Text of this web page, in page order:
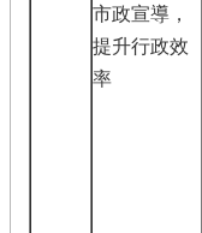
市政宣導，
提升行政效
率